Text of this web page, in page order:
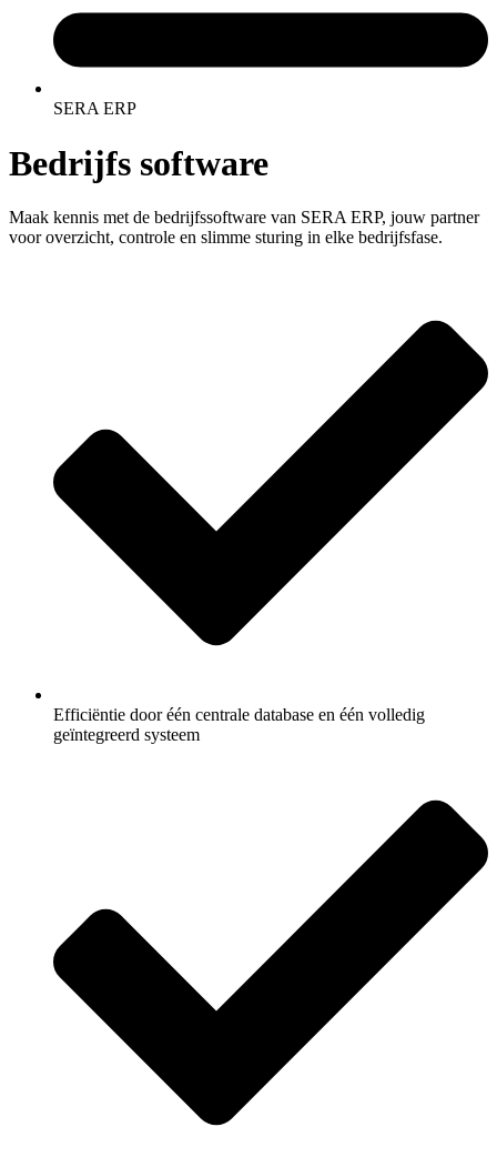
SERA ERP
Bedrijfs software
Maak kennis met de bedrijfssoftware van SERA ERP, jouw partner
voor overzicht, controle en slimme sturing in elke bedrijfsfase.
Efficiëntie door één centrale database en één volledig
geïntegreerd systeem